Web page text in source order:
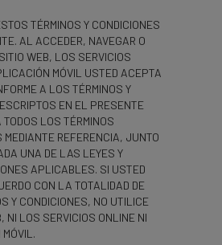
TÉRMINOS Y CONDICIONES
AL ACCEDER, NAVEGAR O
WEB, LOS SERVICIOS
MÓVIL USTED ACEPTA
A LOS TÉRMINOS Y
EN EL PRESENTE
TODOS LOS TÉRMINOS
MEDIANTE REFERENCIA, JUNTO
UNA DE LAS LEYES Y
APLICABLES. SI USTED
CON LA TOTALIDAD DE
Y CONDICIONES, NO UTILICE
NI LOS SERVICIOS ONLINE NI